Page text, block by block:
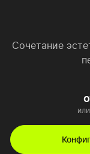
Сочетание